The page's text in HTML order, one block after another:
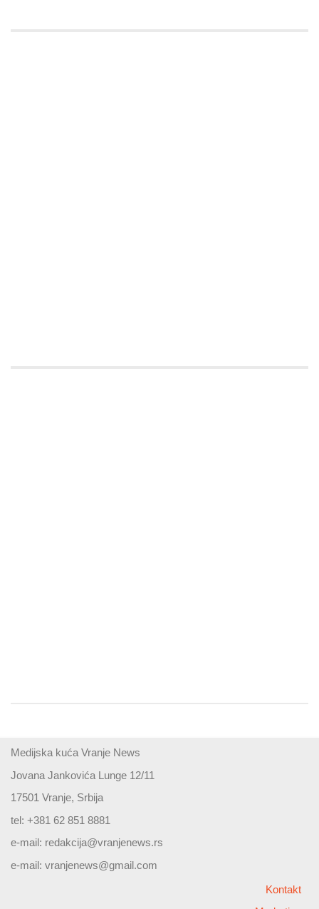
Medijska kuća Vranje News
Jovana Jankovića Lunge 12/11
17501 Vranje, Srbija
tel: +381 62 851 8881
e-mail: redakcija@vranjenews.rs
e-mail: vranjenews@gmail.com
Kontakt